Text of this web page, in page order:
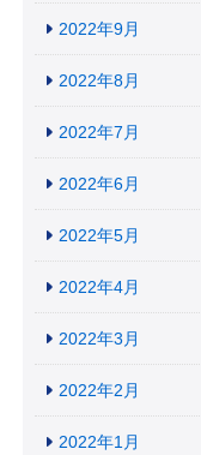
2022年9月
2022年8月
2022年7月
2022年6月
2022年5月
2022年4月
2022年3月
2022年2月
2022年1月